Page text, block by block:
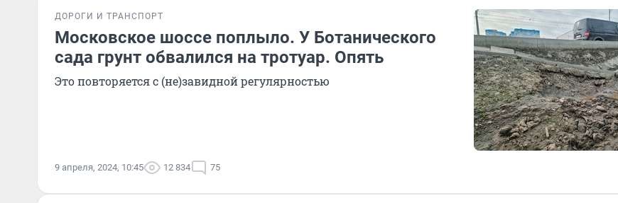
ДОРОГИ И ТРАНСПОРТ
Московское шоссе поплыло. У Ботанического
сада грунт обвалился на тротуар. Опять
Это повторяется с (не)завидной регулярностью
9 апреля, 2024, 10:45 12 834 75